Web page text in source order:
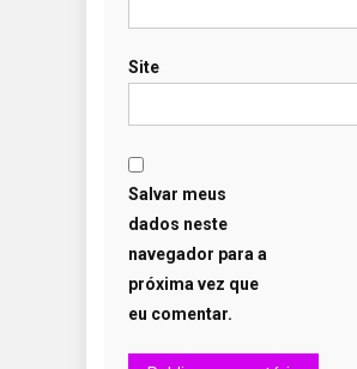
Site
Salvar meus
dados neste
navegador para a
próxima vez que
eu comentar.